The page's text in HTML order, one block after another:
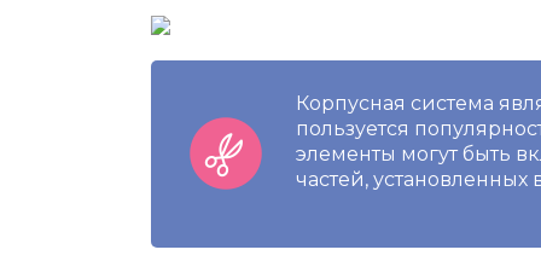
Корпусная система
пользуется
элементы могут быть
частей, установленных